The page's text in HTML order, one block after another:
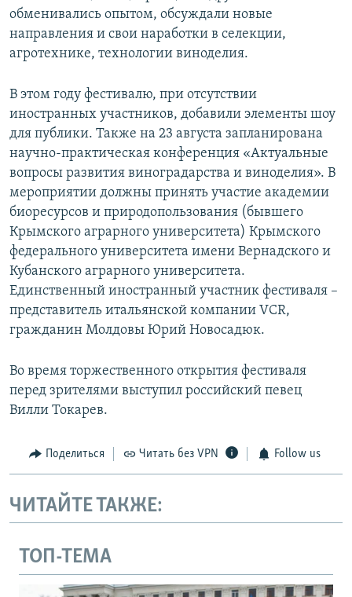
обменивались опытом, обсуждали новые
направления и свои наработки в селекции,
агротехнике, технологии виноделия.
В этом году фестивалю, при отсутствии
иностранных участников, добавили элементы шоу
для публики. Также на 23 августа запланирована
научно-практическая конференция «Актуальные
вопросы развития виноградарства и виноделия». В
мероприятии должны принять участие академии
биоресурсов и природопользования (бывшего
Крымского аграрного университета) Крымского
федерального университета имени Вернадского и
Кубанского аграрного университета.
Единственный иностранный участник фестиваля –
представитель итальянской компании VСR,
гражданин Молдовы Юрий Новосадюк.
Во время торжественного открытия фестиваля
перед зрителями выступил российский певец
Вилли Токарев.
Поделиться Читать без VPN Follow us
ЧИТАЙТЕ ТАКЖЕ:
ТОП-ТЕМА